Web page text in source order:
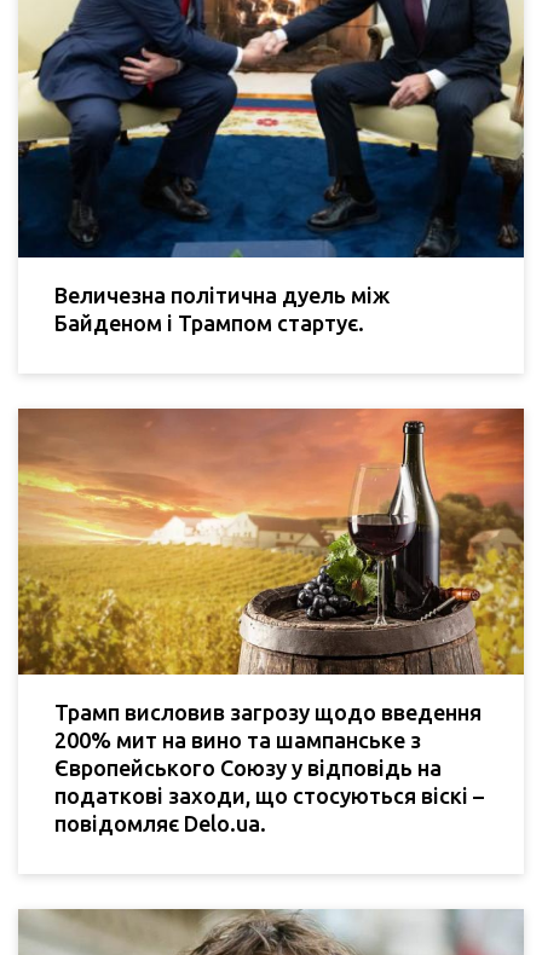
Величезна політична дуель між
Байденом і Трампом стартує.
Трамп висловив загрозу щодо введення
200% мит на вино та шампанське з
Європейського Союзу у відповідь на
податкові заходи, що стосуються віскі –
повідомляє Delo.ua.